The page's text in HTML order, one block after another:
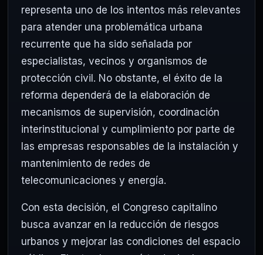
representa uno de los intentos más relevantes
para atender una problemática urbana
recurrente que ha sido señalada por
especialistas, vecinos y organismos de
protección civil. No obstante, el éxito de la
reforma dependerá de la elaboración de
mecanismos de supervisión, coordinación
interinstitucional y cumplimiento por parte de
las empresas responsables de la instalación y
mantenimiento de redes de
telecomunicaciones y energía.
Con esta decisión, el Congreso capitalino
busca avanzar en la reducción de riesgos
urbanos y mejorar las condiciones del espacio